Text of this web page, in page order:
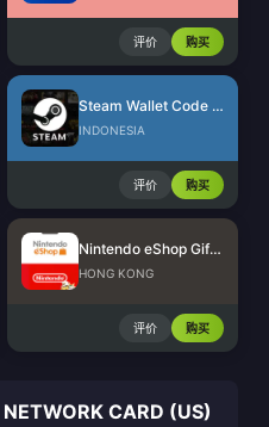
评价 购买
Steam Wallet Code (IDR)
INDONESIA
评价 购买
Nintendo eShop Gift Card (HK)
HONG KONG
评价 购买
CARD (US)